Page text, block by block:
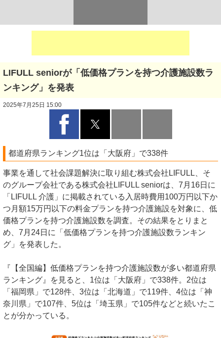
LIFULL seniorが「低価格プランを持つ介護施設数ラ
ンキング」を発表
2025年7月25日 15:00
都道府県ランキング1位は「大阪府」で338件
事業を通して社会課題解決に取り組む株式会社LIFULL、そ
のグループ会社である株式会社LIFULL seniorは、7月16日に
「LIFULL 介護」に掲載されている入居時費用100万円以下か
つ月額15万円以下の料金プランを持つ介護施設を対象に、低
価格プランを持つ介護施設数を調査。その結果をとりまと
め、7月24日に「低価格プランを持つ介護施設数ランキン
グ」を発表した。
『【全国編】低価格プランを持つ介護施設数が多い都道府県
ランキング』を見ると、1位は「大阪府」で338件。2位は
「福岡県」で128件、3位は「北海道」で119件、4位は「神
奈川県」で107件、5位は「埼玉県」で105件などと続いたこ
とが分かっている。